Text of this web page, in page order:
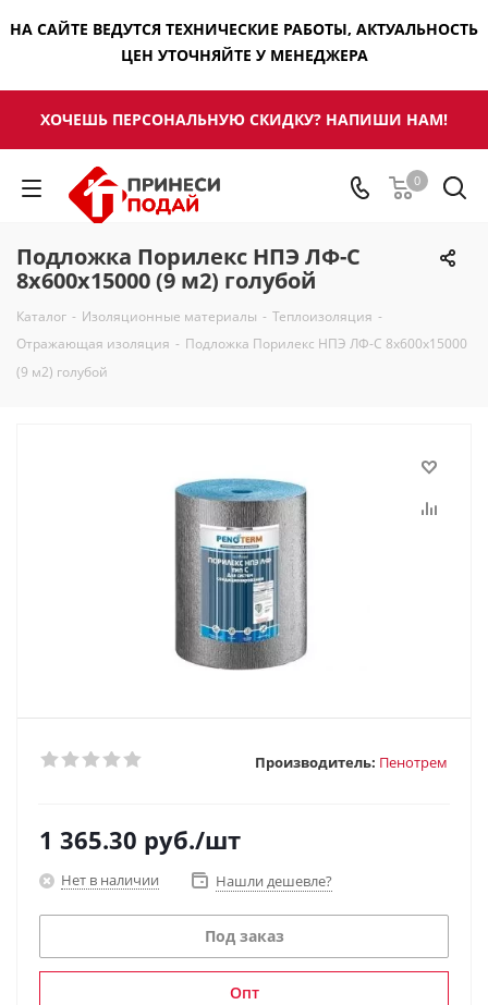
НА САЙТЕ ВЕДУТСЯ ТЕХНИЧЕСКИЕ РАБОТЫ, АКТУАЛЬНОСТЬ
ЦЕН УТОЧНЯЙТЕ У МЕНЕДЖЕРА
ХОЧЕШЬ ПЕРСОНАЛЬНУЮ СКИДКУ? НАПИШИ НАМ!
0
Подложка Порилекс НПЭ ЛФ-С
8х600х15000 (9 м2) голубой
Каталог - Изоляционные материалы - Теплоизоляция -
Отражающая изоляция - Подложка Порилекс НПЭ ЛФ-С 8х600х15000
(9 м2) голубой
Производитель: Пенотрем
1 365.30 руб./шт
Нет в наличии Нашли дешевле?
Под заказ
Опт